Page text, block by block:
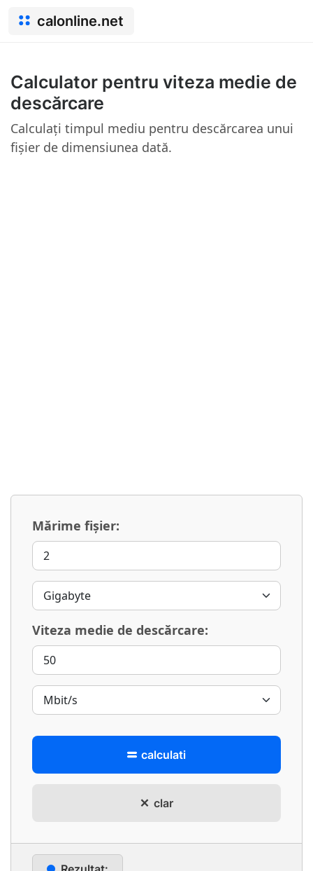
calonline.net
Calculator pentru viteza medie de
descărcare
Calculați timpul mediu pentru descărcarea unui
fișier de dimensiunea dată.
Mărime fișier:
Viteza medie de descărcare:
calculati
clar